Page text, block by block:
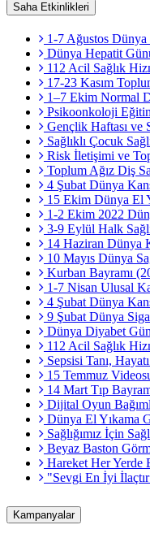
Saha Etkinlikleri
1-7 Ağustos Dünya
Dünya Hepatit
112 Acil Sağlık
17-23 Kasım
1–7 Ekim Normal
Psikoonkoloji
Gençlik Haftası ve
Sağlıklı Çocuk
Risk İletişimi ve
Toplum Ağız Diş
4 Şubat Dünya
15 Ekim Dünya El
1-2 Ekim 2022
3-9 Eylül Halk
14 Haziran Dünya
10 Mayıs Dünya
Kurban Bayramı
1-7 Nisan Ulusal
4 Şubat Dünya
9 Şubat Dünya
Dünya Diyabet
112 Acil Sağlık
Sepsisi Tanı,
15 Temmuz
14 Mart Tıp
Dijital Oyun
Dünya El Yıkama
Sağlığımız İçin
Beyaz Baston
Hareket Her Yerde
"Sevgi En İyi
Kampanyalar